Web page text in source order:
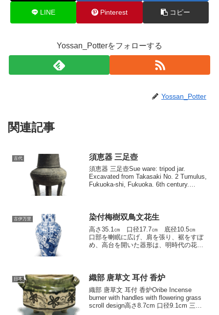
LINE Pinterest コピー
Yossan_Potterをフォローする
Yossan_Potter
関連記事
古代 須恵器 三足壺
須恵器 三足壺Sue ware: tripod jar.
Excavated from Takasaki No. 2 Tumulus,
Fukuoka-shi, Fukuoka. 6th century.
古伊万里 染付梅樹双鳥文花生
高さ35.1㎝ 口径17.7㎝ 底径10.5㎝
口部を喇眠に広げ、肩を張り、裾をすぼ
め、高台を開いた器形は、明時代の花瓶
日本 織部 唐草文 耳付 香炉
織部 唐草文 耳付 香炉Oribe Incense
burner with handles with flowering grass
scroll design高さ8.7cm 口径9.1cm 三脚